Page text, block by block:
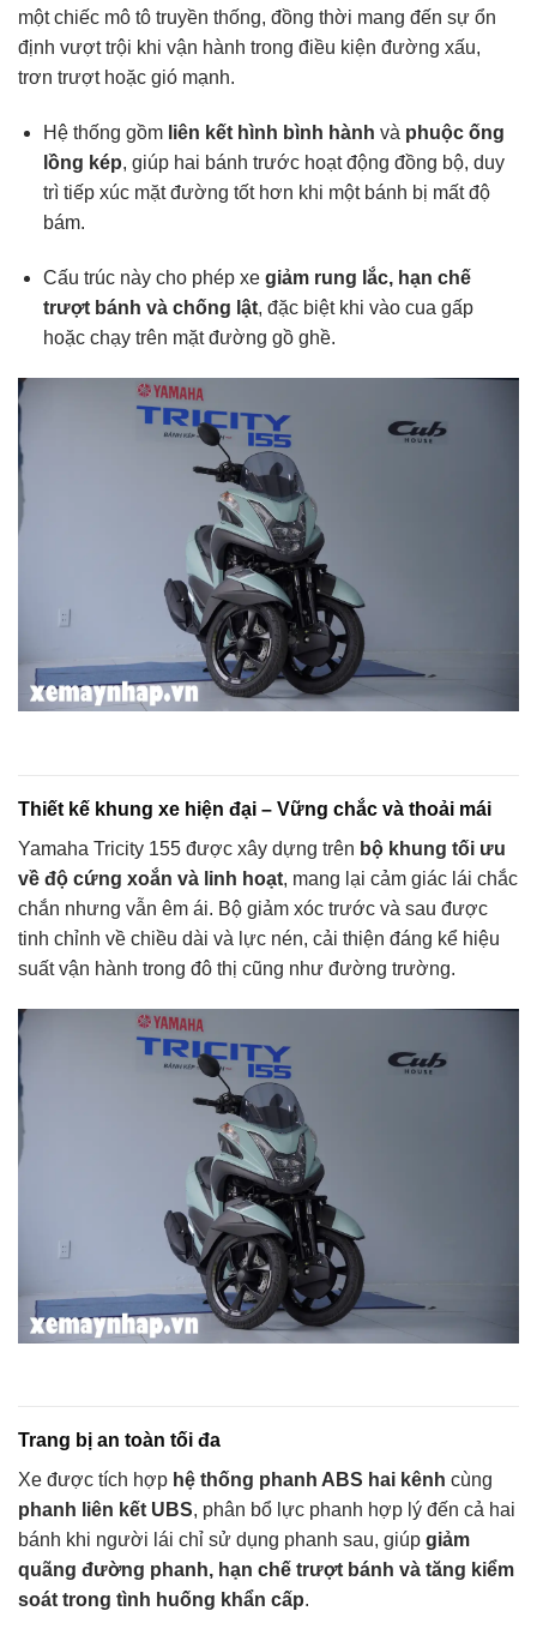
một chiếc mô tô truyền thống, đồng thời mang đến sự ổn
định vượt trội khi vận hành trong điều kiện đường xấu,
trơn trượt hoặc gió mạnh.
Hệ thống gồm liên kết hình bình hành và phuộc ống
lồng kép, giúp hai bánh trước hoạt động đồng bộ, duy
trì tiếp xúc mặt đường tốt hơn khi một bánh bị mất độ
bám.
Cấu trúc này cho phép xe giảm rung lắc, hạn chế
trượt bánh và chống lật, đặc biệt khi vào cua gấp
hoặc chạy trên mặt đường gồ ghề.
Thiết kế khung xe hiện đại – Vững chắc và thoải mái
Yamaha Tricity 155 được xây dựng trên bộ khung tối ưu
về độ cứng xoắn và linh hoạt, mang lại cảm giác lái chắc
chắn nhưng vẫn êm ái. Bộ giảm xóc trước và sau được
tinh chỉnh về chiều dài và lực nén, cải thiện đáng kể hiệu
suất vận hành trong đô thị cũng như đường trường.
Trang bị an toàn tối đa
Xe được tích hợp hệ thống phanh ABS hai kênh cùng
phanh liên kết UBS, phân bổ lực phanh hợp lý đến cả hai
bánh khi người lái chỉ sử dụng phanh sau, giúp giảm
quãng đường phanh, hạn chế trượt bánh và tăng kiểm
soát trong tình huống khẩn cấp.